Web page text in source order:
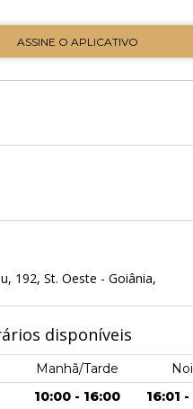
ASSINE O APLICATIVO
192, St. Oeste - Goiânia,
disponíveis
Manhã/Tarde
10:00 - 16:00
16:01